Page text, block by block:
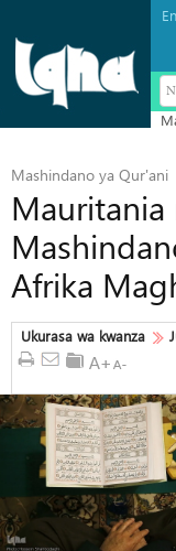
Mashindano ya Qur'ani
Afrika
Ukurasa wa kwanza